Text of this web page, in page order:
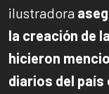
ilustradora
la creación de
hicieron
diarios del